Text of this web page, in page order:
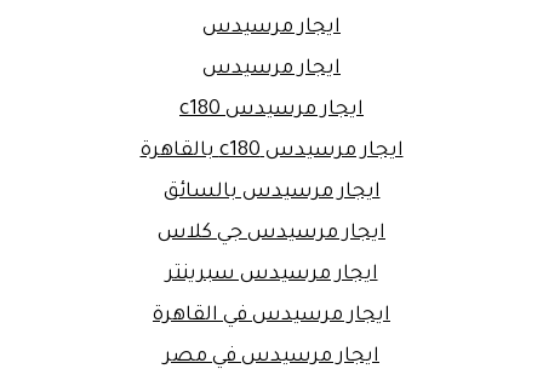
ايجار مرسيدس
ايجار مرسيدس
ايجار مرسيدس c180
ايجار مرسيدس c180 بالقاهرة
ايجار مرسيدس بالسائق
ايجار مرسيدس جي كلاس
ايجار مرسيدس سبرينتر
ايجار مرسيدس في القاهرة
ايجار مرسيدس في مصر